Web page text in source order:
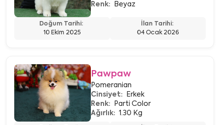
Renk:
Beyaz
Doğum Tarihi:
10 Ekim 2025
İlan Tarihi:
04 Ocak 2026
Pawpaw
Pomeranian
Cinsiyet:
Erkek
Renk:
Parti Color
Ağırlık: 1.30 Kg